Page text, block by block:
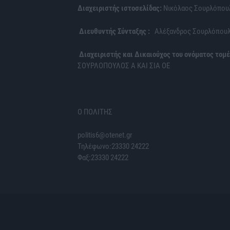
Διαχειριστής ιστοσελίδας: Νικόλαος
Διευθυντής Σύνταξης : Αλέξανδρος
Διαχειριστής και Δικαιούχος του ονόματος
ΣΟΥΡΛΟΠΟΥΛΟΣ Α ΚΑΙ ΣΙΑ ΟΕ
Ο ΠΟΛΙΤΗΣ
politis6@otenet.gr
Τηλέφωνο:23330 24222
Φαξ:23330 24222